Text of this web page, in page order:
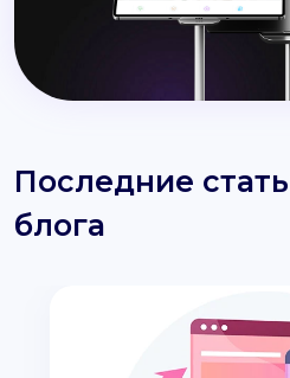
Последние
блога